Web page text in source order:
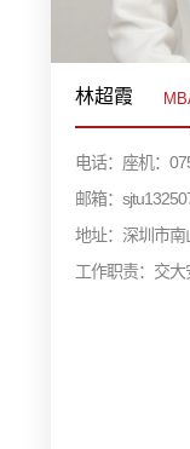
林超霞
电话：座机：
邮箱：
地址：深圳市
工作职责：交